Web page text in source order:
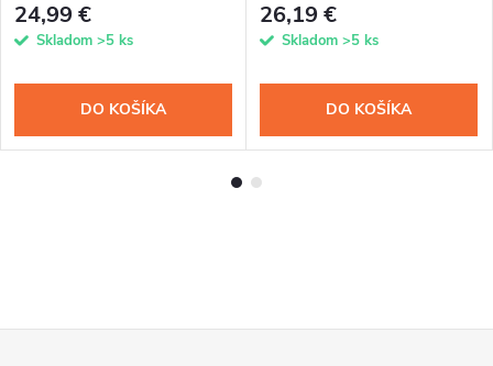
24,99 €
Skladom >5 ks
DO KOŠÍKA
26,19 €
Skladom >5 ks
DO KOŠÍKA